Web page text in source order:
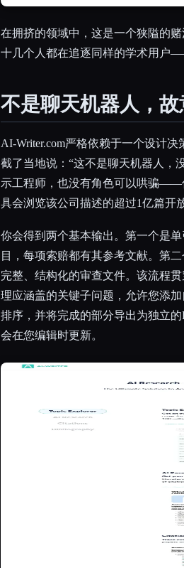
在拥挤的领域中，这是一个狭隘的
十几个人都在追逐同样的学术用户
不是聊天机器人，故
AI-Writer.com严格依赖于一个设计
截了当地说：“这不是聊天机器人，
示工程师，也没有角色可以哄骗——
具会浏览该公司描述的超过1亿篇开
你会得到两个基本输出。第一个是
目，每项索赔都有其参考文献。第
完整、结构化的审查文件。该流程
理应涵盖的关键子问题，允许您添
排序，并将完成的部分导出为独立
会在您编辑时更新。